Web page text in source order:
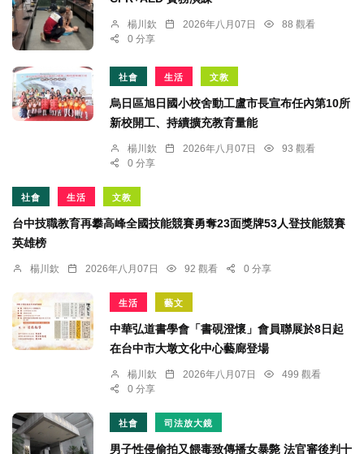
楊川欽 2026年八月07日
88 觀看
0 分享
社會 生活 文教
烏日區旭日國小校舍動工盧市長宣布任內第10所
新校開工、持續擴充教育量能
楊川欽 2026年八月07日
93 觀看
0 分享
社會 生活 文教
台中技職教育再攀高峰全國技能競賽勇奪23面獎牌53人登技能競賽
英雄榜
楊川欽 2026年八月07日 92 觀看 0 分享
生活 藝文
中華弘道書學會「書硯澄懷」會員聯展於8日起
在台中市大墩文化中心藝廊登場
楊川欽 2026年八月07日
499 觀看
0 分享
社會 司法放大鏡
男子性侵偷拍又餵毒致傳播女暴斃 法官審後判十